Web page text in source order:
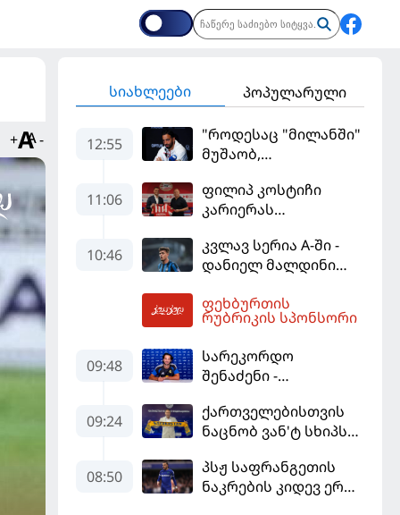
+ -
სიახლეები პოპულარული
12:55
"როდესაც "მილანში"
მუშაობ,
იბრძოლო" -
ამორიმმა
დააიმედა
11:06
ფილიპ კოსტიჩი
კარიერას
განაგრძობს
10:46
კვლავ სერია A-ში -
დანიელ მალდინი
ღირსებას დაიცავს
ფეხბურთის
რუბრიკის სპონსორი
09:48
სარეკორდო
შენაძენი -
ლიგის მორიგ გუნდში
გადავიდა
09:24
ქართველებისთვის
ნაცნობ ვან'ტ სხიპს
ჩააბარეს
08:50
პსჟ საფრანგეთის
ნაკრების კიდევ ერთი